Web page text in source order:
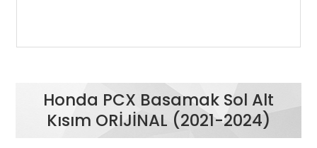
Honda PCX Basamak Sol Alt
Kısım ORİJİNAL (2021-2024)